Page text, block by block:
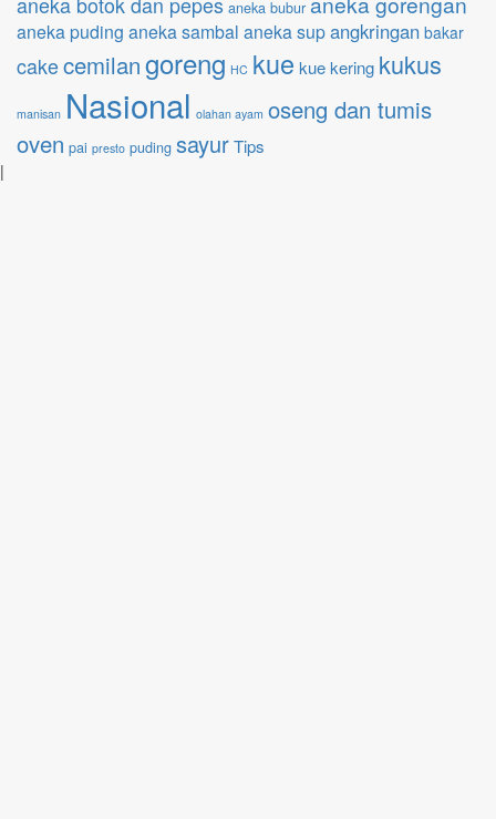
aneka bubur
aneka puding aneka sambal aneka supangkringan bakar
cake cemilangoreng HC kue kue kering kukus
manisan Nasional olahan ayam oseng dan tumis
oven pai presto puding sayurTips
|